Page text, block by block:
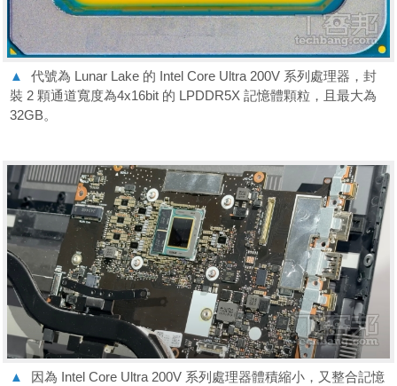
▲
代號為 Lunar Lake 的 Intel Core Ultra 200V 系列處理器，封
裝 2 顆通道寬度為4x16bit 的 LPDDR5X 記憶體顆粒，且最大為
32GB。
▲
因為 Intel Core Ultra 200V 系列處理器體積縮小，又整合記憶